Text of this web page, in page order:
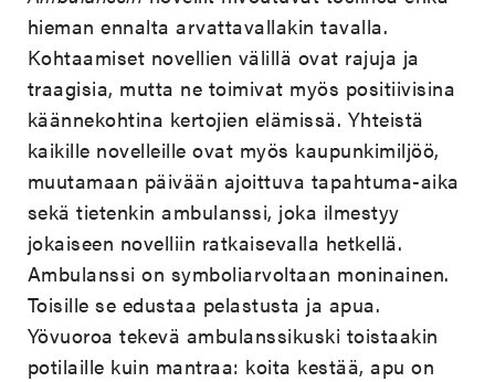
hieman ennalta arvattavallakin tavalla.
Kohtaamiset novellien välillä ovat rajuja ja
traagisia, mutta ne toimivat myös positiivisina
käännekohtina kertojien elämissä. Yhteistä
kaikille novelleille ovat myös kaupunkimiljöö,
muutamaan päivään ajoittuva tapahtuma-aika
sekä tietenkin ambulanssi, joka ilmestyy
jokaiseen novelliin ratkaisevalla hetkellä.
Ambulanssi on symboliarvoltaan moninainen.
Toisille se edustaa pelastusta ja apua.
Yövuoroa tekevä ambulanssikuski toistaakin
potilaille kuin mantraa: koita kestää, apu on